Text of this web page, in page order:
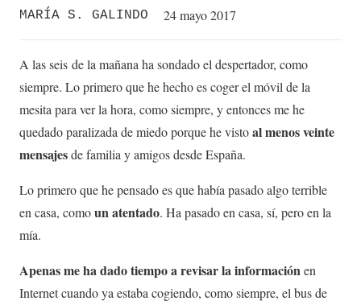
MARÍA S. GALINDO 24 mayo 2017
A las seis de la mañana ha sondado el despertador, como
siempre. Lo primero que he hecho es coger el móvil de la
mesita para ver la hora, como siempre, y entonces me he
quedado paralizada de miedo porque he vistoal menos veinte
mensajesde familia y amigos desde España.
Lo primero que he pensado es que había pasado algo terrible
en casa, comoun atentado. Ha pasado en casa, sí, pero en la
mía.
Apenas me ha dado tiempo a revisar la informaciónen
Internet cuando ya estaba cogiendo, como siempre, el bus de